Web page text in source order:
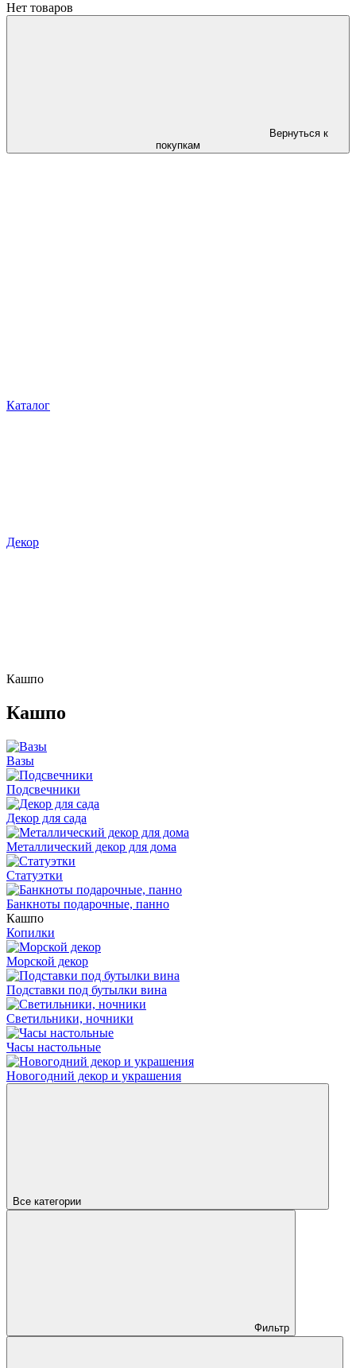
Нет товаров
Вернуться к
покупкам
Каталог
Декор
Кашпо
Кашпо
Вазы
Подсвечники
Декор для сада
Металлический декор для дома
Статуэтки
Банкноты подарочные, панно
Кашпо
Копилки
Морской декор
Подставки под бутылки вина
Светильники, ночники
Часы настольные
Новогодний декор и украшения
Все категории
Фильтр